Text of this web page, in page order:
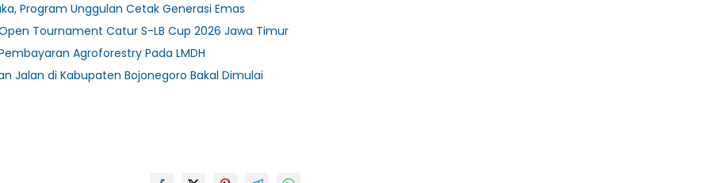
Program Unggulan Cetak Generasi Emas
Tournament Catur S-LB Cup 2026 Jawa Timur
Agroforestry Pada LMDH
Jalan di Kabupaten Bojonegoro Bakal Dimulai